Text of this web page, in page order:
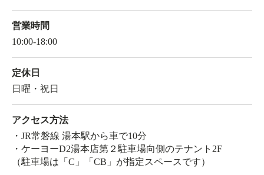
営業時間
10:00-18:00
定休日
日曜・祝日
アクセス方法
・JR常磐線 湯本駅から車で10分
・ケーヨーD2湯本店第２駐車場向側のテナント2F
（駐車場は「C」「CB」が指定スペースです）